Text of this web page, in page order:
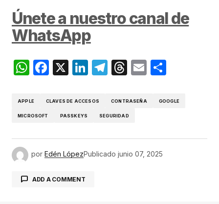
Únete a nuestro canal de
WhatsApp
WhatsApp
Facebook
X LinkedIn
Telegram
Threads
Email
APPLE CLAVES DE ACCESOS CONTRASEÑA GOOGLE
MICROSOFT PASSKEYS SEGURIDAD
por Edén LópezPublicado junio 07, 2025
ADD A COMMENT